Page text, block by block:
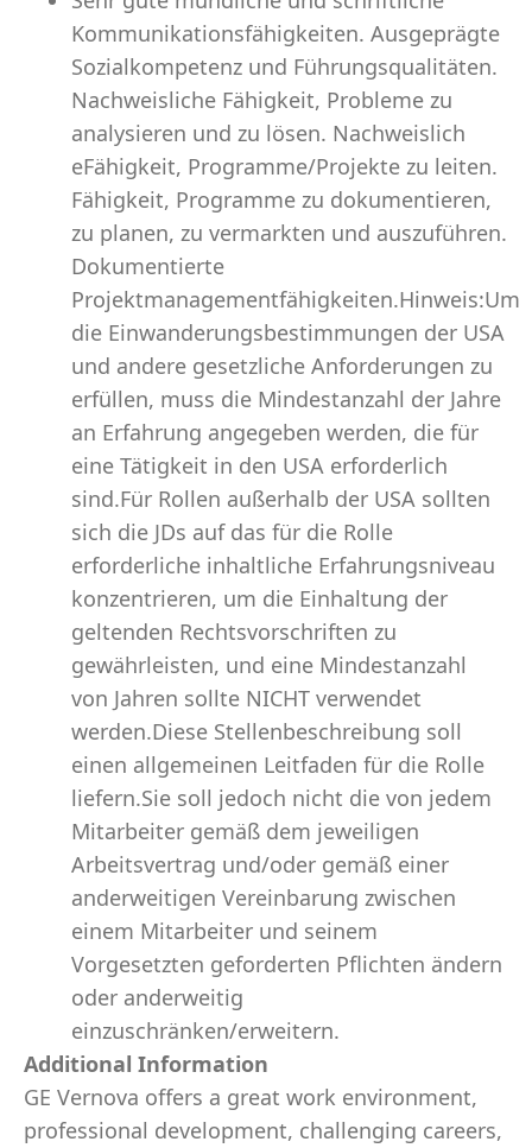
Kommunikationsfähigkeiten. Ausgeprägte
Sozialkompetenz und Führungsqualitäten.
Nachweisliche Fähigkeit, Probleme zu
analysieren und zu lösen. Nachweislich
eFähigkeit, Programme/Projekte zu leiten.
Fähigkeit, Programme zu dokumentieren,
zu planen, zu vermarkten und auszuführen.
Dokumentierte
Projektmanagementfähigkeiten.Hinweis:Um
die Einwanderungsbestimmungen der USA
und andere gesetzliche Anforderungen zu
erfüllen, muss die Mindestanzahl der Jahre
an Erfahrung angegeben werden, die für
eine Tätigkeit in den USA erforderlich
sind.Für Rollen außerhalb der USA sollten
sich die JDs auf das für die Rolle
erforderliche inhaltliche Erfahrungsniveau
konzentrieren, um die Einhaltung der
geltenden Rechtsvorschriften zu
gewährleisten, und eine Mindestanzahl
von Jahren sollte NICHT verwendet
werden.Diese Stellenbeschreibung soll
einen allgemeinen Leitfaden für die Rolle
liefern.Sie soll jedoch nicht die von jedem
Mitarbeiter gemäß dem jeweiligen
Arbeitsvertrag und/oder gemäß einer
anderweitigen Vereinbarung zwischen
einem Mitarbeiter und seinem
Vorgesetzten geforderten Pflichten ändern
oder anderweitig
einzuschränken/erweitern.
Additional Information
GE Vernova offers a great work environment,
professional development, challenging careers,